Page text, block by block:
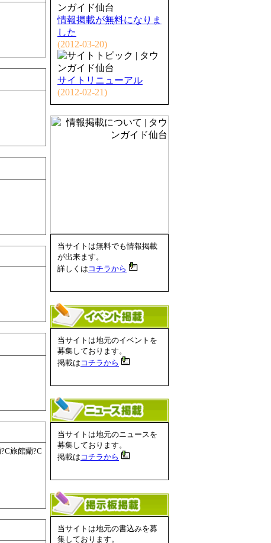
情報掲載が無料になりま
した
(2012-03-20)
サイトリニューアル
(2012-02-21)
当サイトは無料でも情報掲載
が出来ます。
詳しくは コチラから
当サイトは地元のイベントを
募集しております。
掲載は コチラから
当サイトは地元のニュースを
募集しております。
掲載は コチラから
当サイトは地元の書込みを募
集しております。
旅館蘭?C